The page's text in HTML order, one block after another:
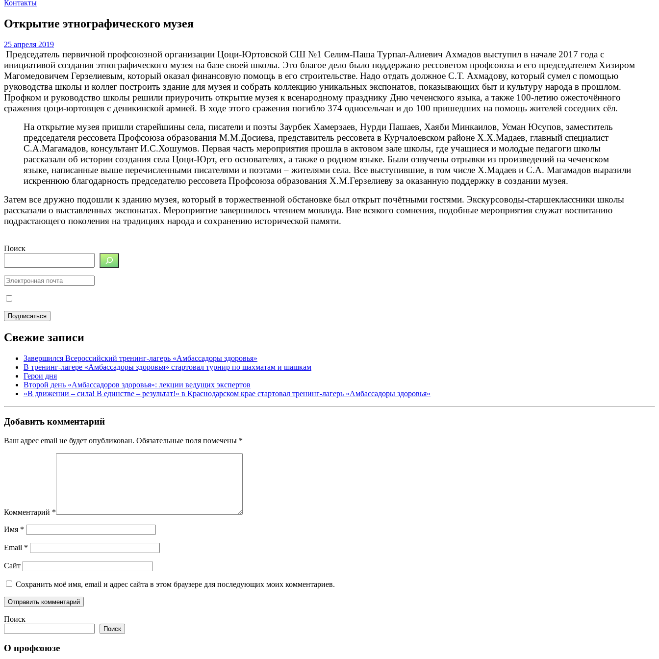
Контакты
Открытие этнографического музея
25 апреля 2019
Председатель первичной профсоюзной организации Цоци-Юртовской СШ №1 Селим-Паша Турпал-Алиевич Ахмадов выступил в начале 2017 года с
инициативой создания этнографического музея на базе своей школы. Это благое дело было поддержано рессоветом профсоюза и его председателем Хизиром
Магомедовичем Герзелиевым, который оказал финансовую помощь в его строительстве. Надо отдать должное С.Т. Ахмадову, который сумел с помощью
руководства школы и коллег построить здание для музея и собрать коллекцию уникальных экспонатов, показывающих быт и культуру народа в прошлом.
Профком и руководство школы решили приурочить открытие музея к всенародному празднику Дню чеченского языка, а также 100-летию ожесточённого
сражения цоци-юртовцев с деникинской армией. В ходе этого сражения погибло 374 односельчан и до 100 пришедших на помощь жителей соседних сёл.
На открытие музея пришли старейшины села, писатели и поэты Заурбек Хамерзаев, Нурди Пашаев, Хаяби Минкаилов, Усман Юсупов, заместитель
председателя рессовета Профсоюза образования М.М.Досиева, представитель рессовета в Курчалоевском районе Х.Х.Мадаев, главный специалист
С.А.Магамадов, консультант И.С.Хошумов. Первая часть мероприятия прошла в актовом зале школы, где учащиеся и молодые педагоги школы
рассказали об истории создания села Цоци-Юрт, его основателях, а также о родном языке. Были озвучены отрывки из произведений на чеченском
языке, написанные выше перечисленными писателями и поэтами – жителями села. Все выступившие, в том числе Х.Мадаев и С.А. Магамадов выразили
искреннюю благодарность председателю рессовета Профсоюза образования Х.М.Герзелиеву за оказанную поддержку в создании музея.
Затем все дружно подошли к зданию музея, который в торжественной обстановке был открыт почётными гостями. Экскурсоводы-старшеклассники школы
рассказали о выставленных экспонатах. Мероприятие завершилось чтением мовлида. Вне всякого сомнения, подобные мероприятия служат воспитанию
подрастающего поколения на традициях народа и сохранению исторической памяти.
Поиск
Свежие записи
Завершился Всероссийский тренинг-лагерь «Амбассадоры здоровья»
В тренинг-лагере «Амбассадоры здоровья» стартовал турнир по шахматам и шашкам
Герои дня
Второй день «Амбассадоров здоровья»: лекции ведущих экспертов
«В движении – сила! В единстве – результат!» в Краснодарском крае стартовал тренинг-лагерь «Амбассадоры здоровья»
Добавить комментарий
Ваш адрес email не будет опубликован. Обязательные поля помечены *
Комментарий *
Имя *
Email *
Сайт
Сохранить моё имя, email и адрес сайта в этом браузере для последующих моих комментариев.
Поиск
Поиск
О профсоюзе